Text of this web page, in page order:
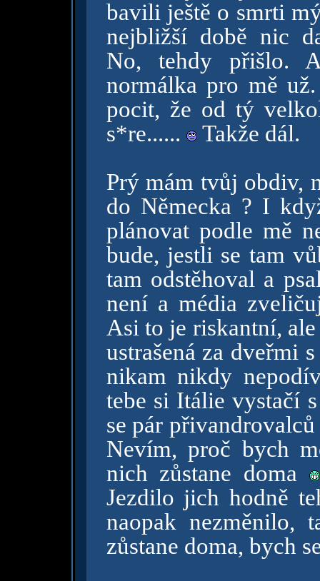
bavili ještě o smrti
nejbližší době nic
No, tehdy přišlo.
normálka pro mě
pocit, že od tý
s*re......
Takže dál.
Prý mám tvůj obdiv,
do Německa ? I
plánovat podle mě
bude, jestli se tam
tam odstěhoval a
není a média
Asi to je riskantní,
ustrašená za dveřmi
nikam nikdy
tebe si Itálie vystačí
se pár
Nevím, proč bych
nich zůstane doma
Jezdilo jich hodně
naopak nezměnilo,
zůstane doma, bych